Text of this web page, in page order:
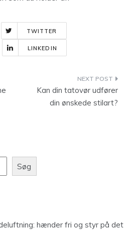
TWITTER
LINKEDIN
Kan din tatovør udfører
din ønskede stilart?
Søg
hænder fri og styr på det